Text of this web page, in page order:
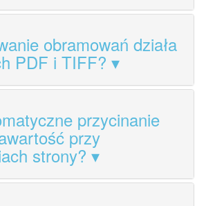
obramowań działa
PDF i TIFF?
przycinanie
przy
strony?